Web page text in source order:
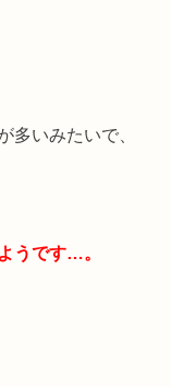
多いみたいで、
うです…。